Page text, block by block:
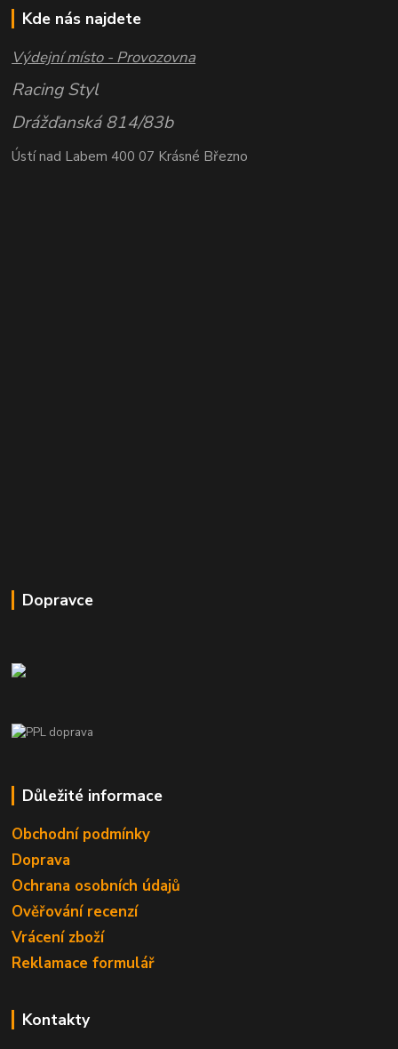
Kde nás najdete
Výdejní místo - Provozovna
Racing Styl
Drážďanská 814/83b
Ústí nad Labem 400 07 Krásné Březno
Dopravce
Důležité informace
Obchodní podmínky
Doprava
Ochrana osobních údajů
Ověřování recenzí
Vrácení zboží
Reklamace formulář
Kontakty